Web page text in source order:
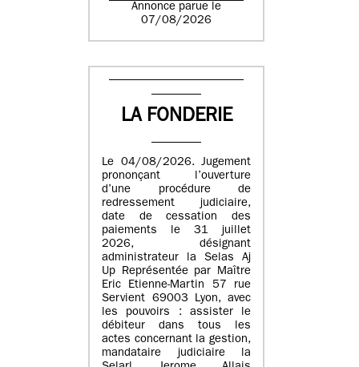
Annonce parue le
07/08/2026
LA FONDERIE
Le 04/08/2026. Jugement
prononçant l’ouverture
d’une procédure de
redressement judiciaire,
date de cessation des
paiements le 31 juillet
2026, désignant
administrateur la Selas Aj
Up Représentée par Maître
Eric Etienne-Martin 57 rue
Servient 69003 Lyon, avec
les pouvoirs : assister le
débiteur dans tous les
actes concernant la gestion,
mandataire judiciaire la